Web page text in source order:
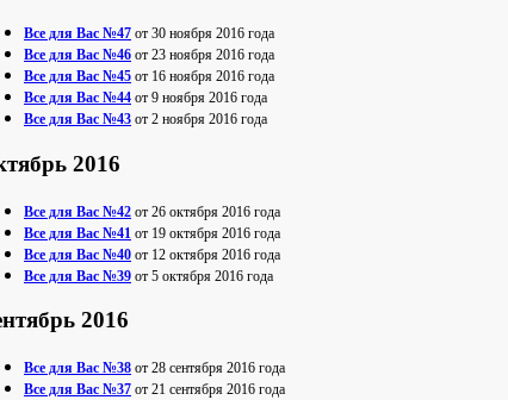
Все для Вас №47 от 30 ноября 2016 года
Все для Вас №46 от 23 ноября 2016 года
Все для Вас №45 от 16 ноября 2016 года
Все для Вас №44 от 9 ноября 2016 года
Все для Вас №43 от 2 ноября 2016 года
2016
Все для Вас №42 от 26 октября 2016 года
Все для Вас №41 от 19 октября 2016 года
Все для Вас №40 от 12 октября 2016 года
Все для Вас №39 от 5 октября 2016 года
2016
Все для Вас №38 от 28 сентября 2016 года
Все для Вас №37 от 21 сентября 2016 года